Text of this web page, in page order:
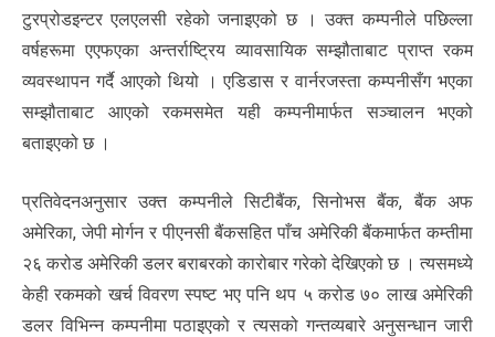
टुरप्रोडइन्टर एलएलसी रहेको जनाइएको छ । उक्त कम्पनीले पछिल्ला
वर्षहरूमा एएफएका अन्तर्राष्ट्रिय व्यावसायिक सम्झौताबाट प्राप्त रकम
व्यवस्थापन गर्दै आएको थियो । एडिडास र वार्नरजस्ता कम्पनीसँग भएका
सम्झौताबाट आएको रकमसमेत यही कम्पनीमार्फत सञ्चालन भएको
बताइएको छ ।
प्रतिवेदनअनुसार उक्त कम्पनीले सिटीबैंक, सिनोभस बैंक, बैंक अफ
अमेरिका, जेपी मोर्गन र पीएनसी बैंकसहित पाँच अमेरिकी बैंकमार्फत कम्तीमा
२६ करोड अमेरिकी डलर बराबरको कारोबार गरेको देखिएको छ । त्यसमध्ये
केही रकमको खर्च विवरण स्पष्ट भए पनि थप ५ करोड ७० लाख अमेरिकी
डलर विभिन्न कम्पनीमा पठाइएको र त्यसको गन्तव्यबारे अनुसन्धान जारी